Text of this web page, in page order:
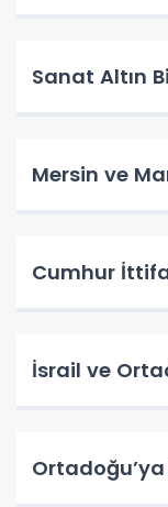
Sanat Altın
Mersin ve
Cumhur
İsrail ve
Ortadoğu’ya